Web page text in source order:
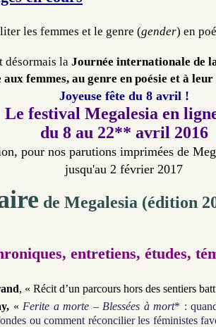
les femmes et le genre (gender) en
désormais la Journée internationale de
aux femmes, au genre en poésie et à
Joyeuse fête du 8 avril !
Le festival Megalesia en
du 8 au 22** avril 2016
pour nos parutions imprimées de
jusqu'au 2 février 2017
de Megalesia (édition
entretiens, études,
, « Récit d’un parcours hors des sentiers
« Ferite a morte – Blessées à mort* :
ou comment réconcilier les féministes